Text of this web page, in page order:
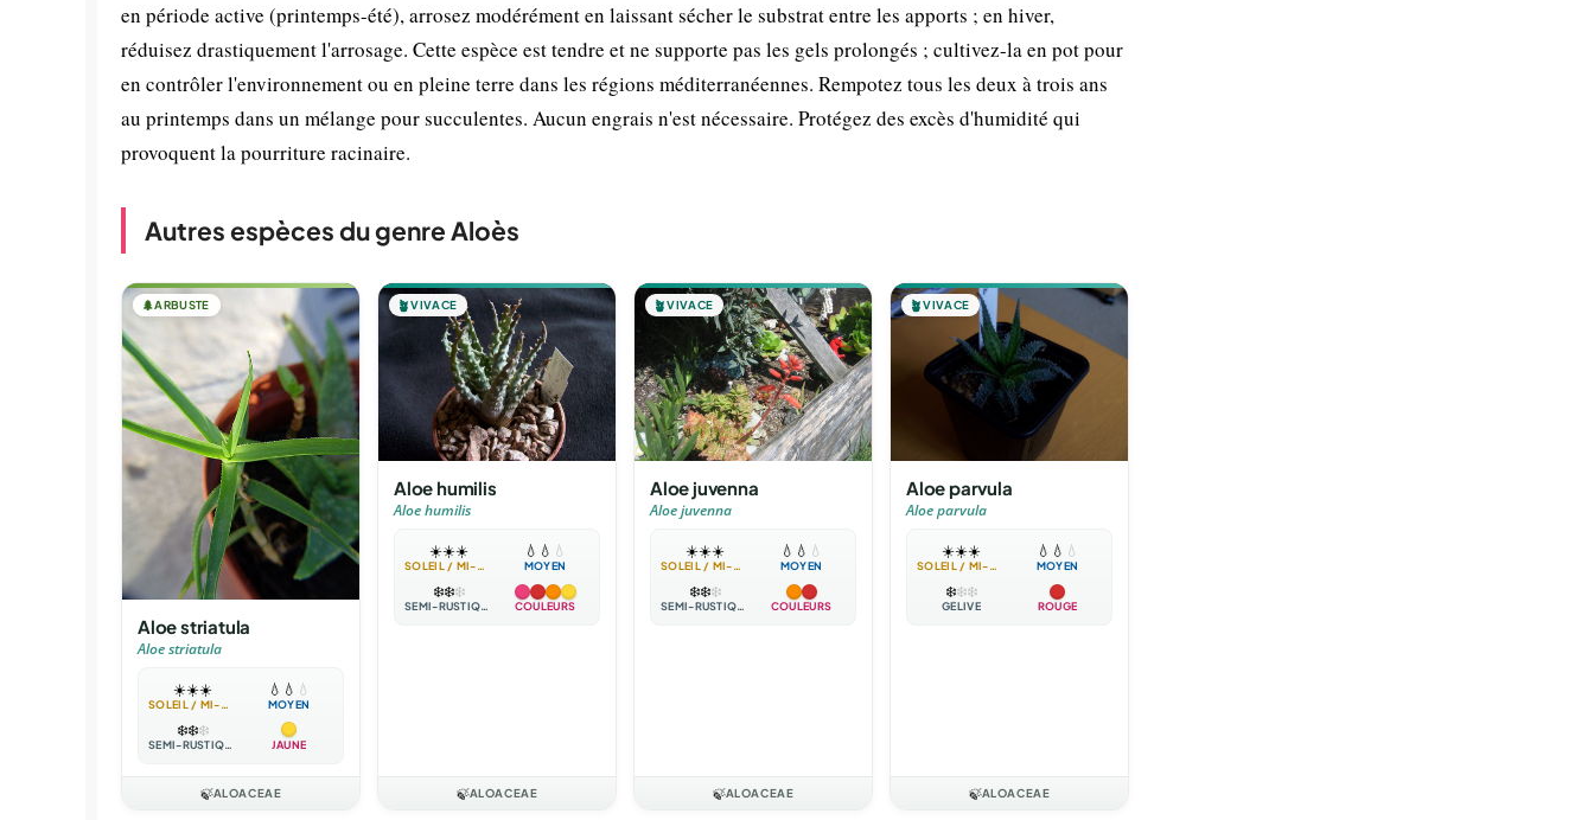
en période active (printemps-été), arrosez modérément en laissant sécher le substrat entre les apports ; en hiver,
réduisez drastiquement l'arrosage. Cette espèce est tendre et ne supporte pas les gels prolongés ; cultivez-la en pot pour
en contrôler l'environnement ou en pleine terre dans les régions méditerranéennes. Rempotez tous les deux à trois ans
au printemps dans un mélange pour succulentes. Aucun engrais n'est nécessaire. Protégez des excès d'humidité qui
provoquent la pourriture racinaire.
Autres espèces du genre Aloès
🌲ARBUSTE
Aloe striatula
Aloe striatula
☀️☀️☀️
SOLEIL / MI-OMBRE
💧 💧 💧
MOYEN
❄️❄️❄️
SEMI-RUSTIQUE JAUNE
🍃ALOACEAE
🪴VIVACE
Aloe humilis
Aloe humilis
☀️☀️☀️
SOLEIL / MI-OMBRE
💧 💧 💧
MOYEN
❄️❄️❄️
SEMI-RUSTIQUE COULEURS
🍃ALOACEAE
🪴VIVACE
Aloe juvenna
Aloe juvenna
☀️☀️☀️
SOLEIL / MI-OMBRE
💧 💧 💧
MOYEN
❄️❄️❄️
SEMI-RUSTIQUE COULEURS
🍃ALOACEAE
🪴VIVACE
Aloe parvula
Aloe parvula
☀️☀️☀️
SOLEIL / MI-OMBRE
💧 💧 💧
MOYEN
❄️❄️❄️
GÉLIVE ROUGE
🍃ALOACEAE